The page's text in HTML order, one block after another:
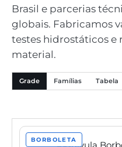
Brasil e parcerias
globais. Fabricamos
testes hidrostáticos e
material.
Grade Famílias Tabela
BORBOLETA